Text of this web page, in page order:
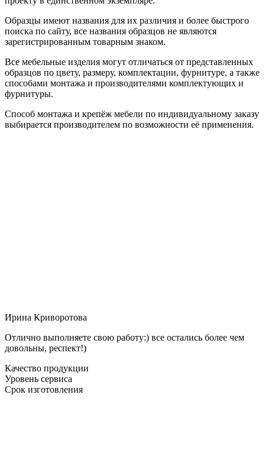
Образцы имеют названия для их различия и более быстрого
поиска по сайту, все названия образцов не являются
зарегистрированным товарным знаком.
Все мебельные изделия могут отличаться от представленных
образцов по цвету, размеру, комплектации, фурнитуре, а также
способами монтажа и производителями комплектующих и
фурнитуры.
Способ монтажа и крепёж мебели по индивидуальному заказу
выбирается производителем по возможности её применения.
Ирина Криворотова
Отлично выполняете свою работу:) все остались более чем
довольны, респект!)
Качество продукции
Уровень сервиса
Срок изготовления